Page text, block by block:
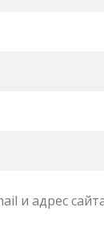
и адрес